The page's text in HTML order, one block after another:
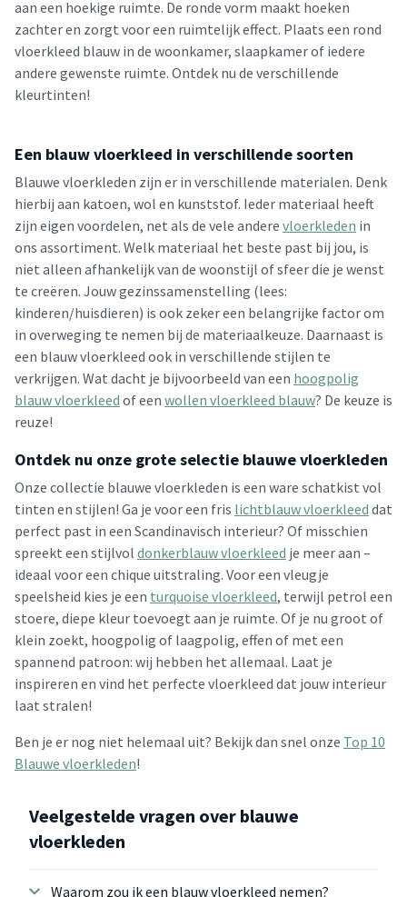
aan een hoekige ruimte. De ronde vorm maakt hoeken
zachter en zorgt voor een ruimtelijk effect. Plaats een rond
vloerkleed blauw in de woonkamer, slaapkamer of iedere
andere gewenste ruimte. Ontdek nu de verschillende
kleurtinten!
Een blauw vloerkleed in verschillende soorten
Blauwe vloerkleden zijn er in verschillende materialen. Denk
hierbij aan katoen, wol en kunststof. Ieder materiaal heeft
zijn eigen voordelen, net als de vele andere vloerkleden in
ons assortiment. Welk materiaal het beste past bij jou, is
niet alleen afhankelijk van de woonstijl of sfeer die je wenst
te creëren. Jouw gezinssamenstelling (lees:
kinderen/huisdieren) is ook zeker een belangrijke factor om
in overweging te nemen bij de materiaalkeuze. Daarnaast is
een blauw vloerkleed ook in verschillende stijlen te
verkrijgen. Wat dacht je bijvoorbeeld van een hoogpolig
blauw vloerkleed of een wollen vloerkleed blauw? De keuze is
reuze!
Ontdek nu onze grote selectie blauwe vloerkleden
Onze collectie blauwe vloerkleden is een ware schatkist vol
tinten en stijlen! Ga je voor een fris lichtblauw vloerkleed dat
perfect past in een Scandinavisch interieur? Of misschien
spreekt een stijlvol donkerblauw vloerkleed je meer aan –
ideaal voor een chique uitstraling. Voor een vleugje
speelsheid kies je een turquoise vloerkleed, terwijl petrol een
stoere, diepe kleur toevoegt aan je ruimte. Of je nu groot of
klein zoekt, hoogpolig of laagpolig, effen of met een
spannend patroon: wij hebben het allemaal. Laat je
inspireren en vind het perfecte vloerkleed dat jouw interieur
laat stralen!
Ben je er nog niet helemaal uit? Bekijk dan snel onze Top 10
Blauwe vloerkleden!
Veelgestelde vragen over blauwe
vloerkleden
Waarom zou ik een blauw vloerkleed nemen?